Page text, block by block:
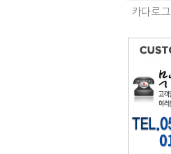
카다로그